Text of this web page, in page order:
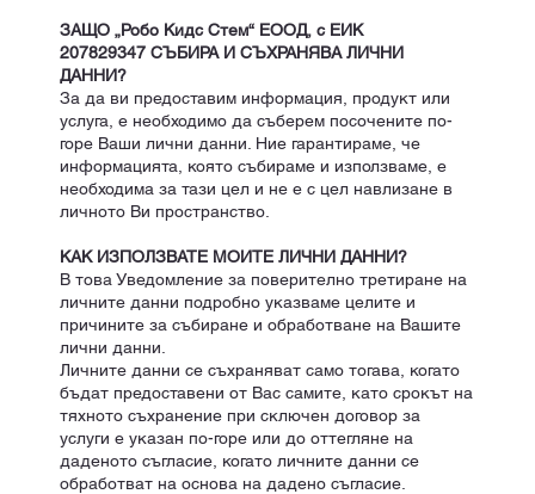
ЗАЩО „Робо Кидс Стем“ ЕООД, с ЕИК
207829347 СЪБИРА И СЪХРАНЯВА ЛИЧНИ
ДАННИ?
За да ви предоставим информация, продукт или
услуга, е необходимо да съберем посочените по-
горе Ваши лични данни. Ние гарантираме, че
информацията, която събираме и използваме, е
необходима за тази цел и не е с цел навлизане в
личното Ви пространство.
КАК ИЗПОЛЗВАТЕ МОИТЕ ЛИЧНИ ДАННИ?
В това Уведомление за поверително третиране на
личните данни подробно указваме целите и
причините за събиране и обработване на Вашите
лични данни.
Личните данни се съхраняват само тогава, когато
бъдат предоставени от Вас самите, като срокът на
тяхното съхранение при сключен договор за
услуги е указан по-горе или до оттегляне на
даденото съгласие, когато личните данни се
обработват на основа на дадено съгласие.